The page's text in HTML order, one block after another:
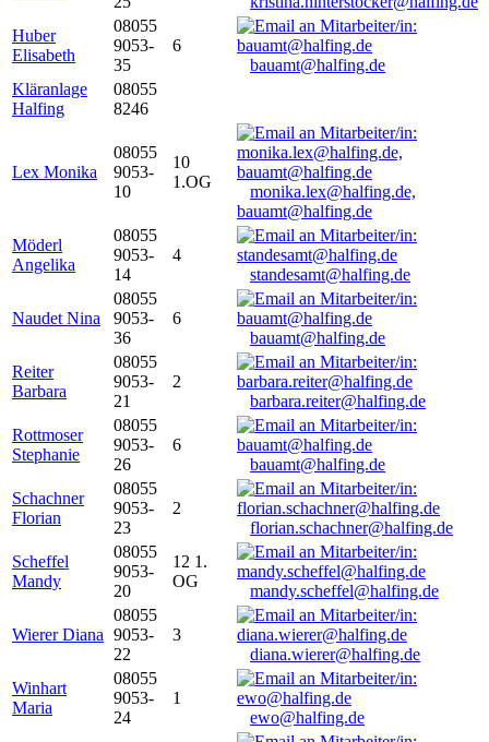
Huber
Elisabeth
08055
9053-
35
6
bauamt@halfing.de
Kläranlage
Halfing
08055
8246
Lex Monika
08055
9053-
10
10
1.OG
monika.lex@halfing.de,
bauamt@halfing.de
Möderl
Angelika
08055
9053-
14
4
standesamt@halfing.de
Naudet Nina
08055
9053-
36
6
bauamt@halfing.de
Reiter
Barbara
08055
9053-
21
2
barbara.reiter@halfing.de
Rottmoser
Stephanie
08055
9053-
26
6
bauamt@halfing.de
Schachner
Florian
08055
9053-
23
2
florian.schachner@halfing.de
Scheffel
Mandy
08055
9053-
20
12 1.
OG
mandy.scheffel@halfing.de
Wierer Diana
08055
9053-
22
3
diana.wierer@halfing.de
Winhart
Maria
08055
9053-
24
1
ewo@halfing.de